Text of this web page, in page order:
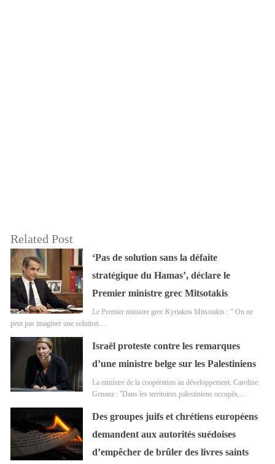
Related Post
‘Pas de solution sans la défaite
stratégique du Hamas’, déclare le
Premier ministre grec Mitsotakis
Le Premier ministre grec Kyriakos Mitsotakis : " On ne
peut pas imaginer une solution…
Israël proteste contre les remarques
d’une ministre belge sur les Palestiniens
La ministre de la coopération au développement, Caroline
Gennez : ''Dans les territoires palestiniens occupés,…
Des groupes juifs et chrétiens européens
demandent aux autorités suédoises
d’empêcher de brûler des livres saints